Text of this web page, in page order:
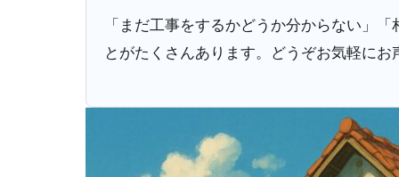
「まだ工事をするかどうか分からない」
とがたくさんあります。どうぞお気軽にお